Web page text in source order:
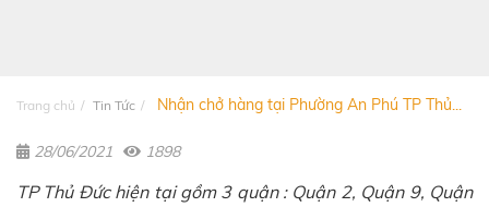
Trang chủ Tin Tức Nhận chở hàng tại Phường An Phú TP Thủ...
28/06/2021 1898
TP Thủ Đức hiện tại gồm 3 quận : Quận 2, Quận 9, Quận